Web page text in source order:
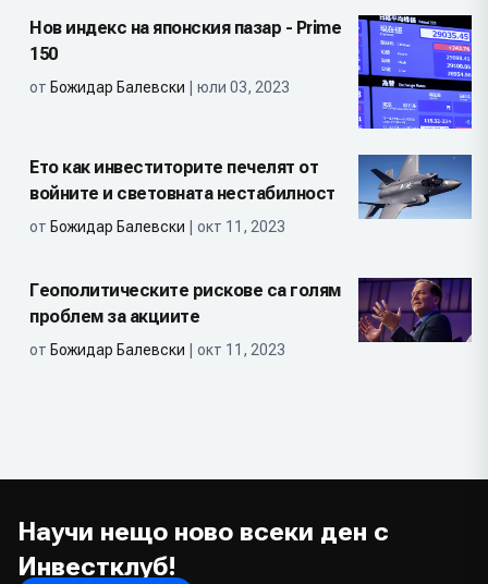
Нов индекс на японския пазар - Prime
150
от Божидар Балевски | юли 03, 2023
Ето как инвеститорите печелят от
войните и световната нестабилност
от Божидар Балевски | окт 11, 2023
Геополитическите рискове са голям
проблем за акциите
от Божидар Балевски | окт 11, 2023
Научи нещо ново всеки ден с
Инвестклуб!